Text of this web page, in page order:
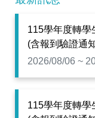
115學年度轉學
(含報到驗證通
2026/08/06 ~
115學年度轉學